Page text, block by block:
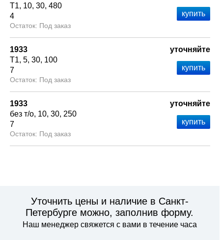
Т1 10 30 480
4
Под заказ
1933
Т1 5 30 100
7
Под заказ
уточняйте
1933
без т/о 10 30 250
7
Под заказ
уточняйте
Уточнить цены и наличие в Санкт-
Петербурге можно, заполнив форму.
Наш менеджер свяжется с вами в течение часа